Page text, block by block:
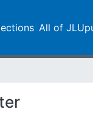
All of